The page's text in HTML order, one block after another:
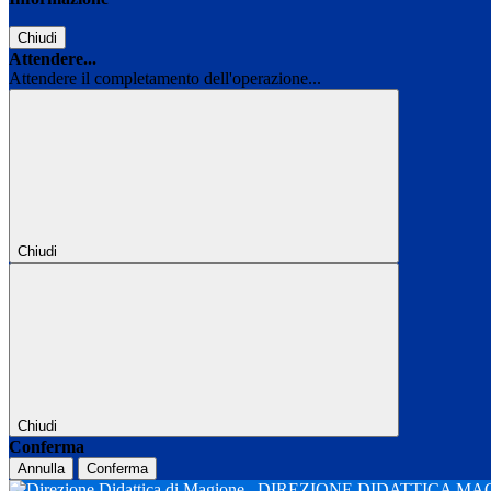
Chiudi
Attendere...
Attendere il completamento dell'operazione...
Chiudi
Chiudi
Conferma
Annulla Conferma